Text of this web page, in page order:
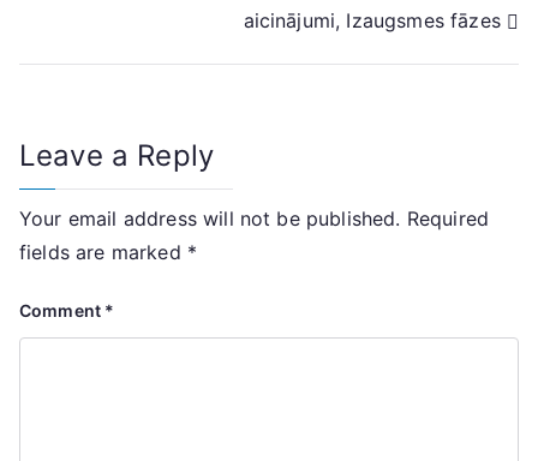
aicinājumi, Izaugsmes fāzes
Leave a Reply
Your email address will not be published. Required
fields are marked *
Comment *